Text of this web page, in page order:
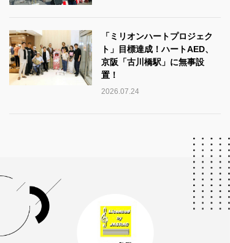
「ミリオンハートプロジェク
ト」目標達成！ハートAED、
京阪「古川橋駅」に無事設
置！
2026.07.24